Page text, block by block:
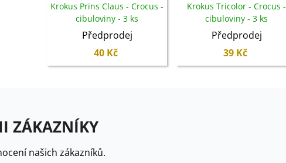
Krokus Prins Claus - Crocus -
cibuloviny - 3 ks
Předprodej
40 Kč
Krokus Tricolor - Crocus -
cibuloviny - 3 ks
Předprodej
39 Kč
ZÁKAZNÍKY
našich zákazníků.